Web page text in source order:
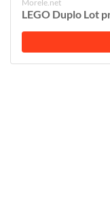
Morele.net
LEGO Duplo Lot